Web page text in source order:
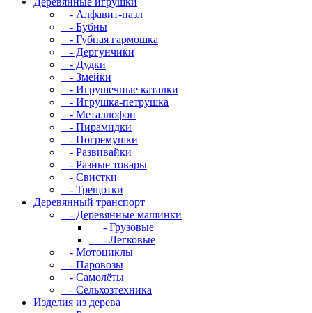
- Алфавит-пазл
- Бубны
- Губная гармошка
- Дергунчики
- Дудки
- Змейки
- Игрушечные каталки
- Игрушка-петрушка
- Металлофон
- Пирамидки
- Погремушки
- Развивайки
- Разные товары
- Свистки
- Трещотки
Деревянный транспорт
- Деревянные машинки
- Грузовые
- Легковые
- Мотоциклы
- Паровозы
- Самолёты
- Сельхозтехника
Изделия из дерева